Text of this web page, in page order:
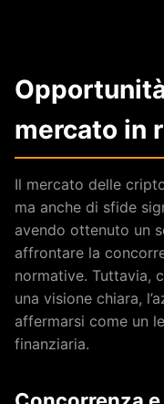
mercato in
Il mercato delle
ma anche di sfide
avendo ottenuto un
affrontare la
normative. Tuttavia,
una visione chiara,
affermarsi come un
finanziaria.